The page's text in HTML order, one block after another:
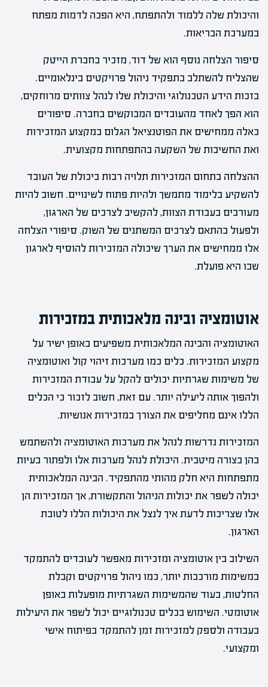
והיכולת שלה ללמוד ולהתפתח, היא הפכה לדמות מפתח
במערכת הבריאות.
סיפור הצלחה נוסף הוא של דוד, מזכיר בחברת הייטק
שהצליח להשתלב בתפקיד ניהול פרויקטים בינלאומיים.
בזכות הידע הטכנולוגי והיכולת שלו לנהל צוותים מרוחקים,
הוא הפך לאחד מהעובדים המבוקשים בחברה. סיפורים
כאלה ממחישים את הפוטנציאל הגלום במקצוע המזכירות
ואת החשיבות של השקעה בהתפתחות מקצועית.
ההצלחה בתחום המזכירות תלויה רבות ביכולת של העובד
להשקיע בלימוד מתמשך ולהיות פתוח לשינויים. חשוב להיות
מעורבים בעבודת הצוות, להקשיב לצרכים של הארגון,
ולפעול בהתאם לצרכים המשתנים של השוק. סיפורי הצלחה
אלו ממחישים את הערך שיכולה המזכירות להוסיף לארגון
שבו היא פועלת.
אוטומציה ובינה מלאכותית במזכירות
האוטומציה והבינה המלאכותית משפיעים באופן ישיר על
מקצוע המזכירות. כלים כמו מערכות זיהוי קול ואוטומציה
של משימות שגרתיות יכולים להקל על עבודת המזכירות
ולהפוך אותה ליעילה יותר. עם זאת, חשוב לזכור כי הכלים
הללו אינם מחליפים את הצורך במזכירות אנושיות.
המזכירות נדרשות לנהל את מערכות האוטומציה ולהשתמש
בהן בצורה מיטבית. היכולת לנהל מערכות אלו ולפתור בעיות
מתפתחות היא חלק מהותי מהתפקיד. הבינה המלאכותית
יכולה לשפר את יכולות הניהול והתקשורת, אך המזכירות הן
אלו שצריכות לדעת איך לנצל את היכולות הללו לטובת
הארגון.
השילוב בין אוטומציה ומזכירות מאפשר לעובדים להתמקד
במשימות מורכבות יותר, כמו ניהול פרויקטים וקבלת
החלטות, בעוד שהמשימות השגרתיות מופעלות באופן
אוטומטי. השימוש בכלים טכנולוגיים יכול לשפר את היעילות
בעבודה ולספק למזכירות זמן להתמקד בפיתוח אישי
ומקצועי.